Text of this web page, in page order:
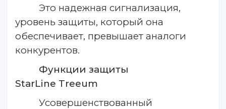
Это надежная сигнализация,
уровень защиты, который она
обеспечивает, превышает аналоги
конкурентов.
Функции защиты
StarLine Treeum
Усовершенствованный